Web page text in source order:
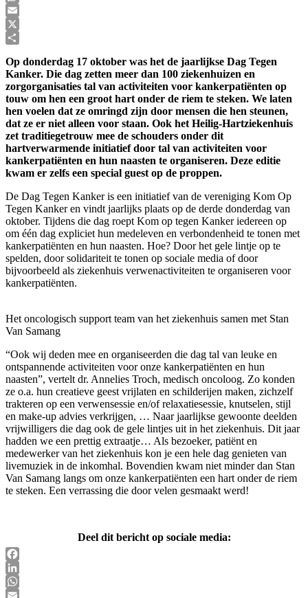
WhatsApp
Email
X
Op donderdag 17 oktober was het de jaarlijkse Dag Tegen
Kanker. Die dag zetten meer dan 100 ziekenhuizen en
zorgorganisaties tal van activiteiten voor kankerpatiënten op
touw om hen een groot hart onder de riem te steken. We laten
hen voelen dat ze omringd zijn door mensen die hen steunen,
dat ze er niet alleen voor staan. Ook het Heilig-Hartziekenhuis
zet traditiegetrouw mee de schouders onder dit
hartverwarmende initiatief door tal van activiteiten voor
kankerpatiënten en hun naasten te organiseren. Deze editie
kwam er zelfs een special guest op de proppen.
De Dag Tegen Kanker is een initiatief van de vereniging Kom Op
Tegen Kanker en vindt jaarlijks plaats op de derde donderdag van
oktober. Tijdens die dag roept Kom op tegen Kanker iedereen op
om één dag expliciet hun medeleven en verbondenheid te tonen met
kankerpatiënten en hun naasten. Hoe? Door het gele lintje op te
spelden, door solidariteit te tonen op sociale media of door
bijvoorbeeld als ziekenhuis verwenactiviteiten te organiseren voor
kankerpatiënten.
Het oncologisch support team van het ziekenhuis samen met Stan
Van Samang
“Ook wij deden mee en organiseerden die dag tal van leuke en
ontspannende activiteiten voor onze kankerpatiënten en hun
naasten”, vertelt dr. Annelies Troch, medisch oncoloog. Zo konden
ze o.a. hun creatieve geest vrijlaten en schilderijen maken, zichzelf
trakteren op een verwensessie en/of relaxatiesessie, knutselen, stijl
en make-up advies verkrijgen, … Naar jaarlijkse gewoonte deelden
vrijwilligers die dag ook de gele lintjes uit in het ziekenhuis. Dit jaar
hadden we een prettig extraatje… Als bezoeker, patiënt en
medewerker van het ziekenhuis kon je een hele dag genieten van
livemuziek in de inkomhal. Bovendien kwam niet minder dan Stan
Van Samang langs om onze kankerpatiënten een hart onder de riem
te steken. Een verrassing die door velen gesmaakt werd!
Deel dit bericht op sociale media: